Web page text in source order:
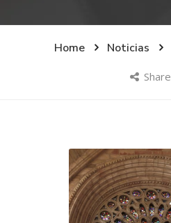
Home Noticias
Share